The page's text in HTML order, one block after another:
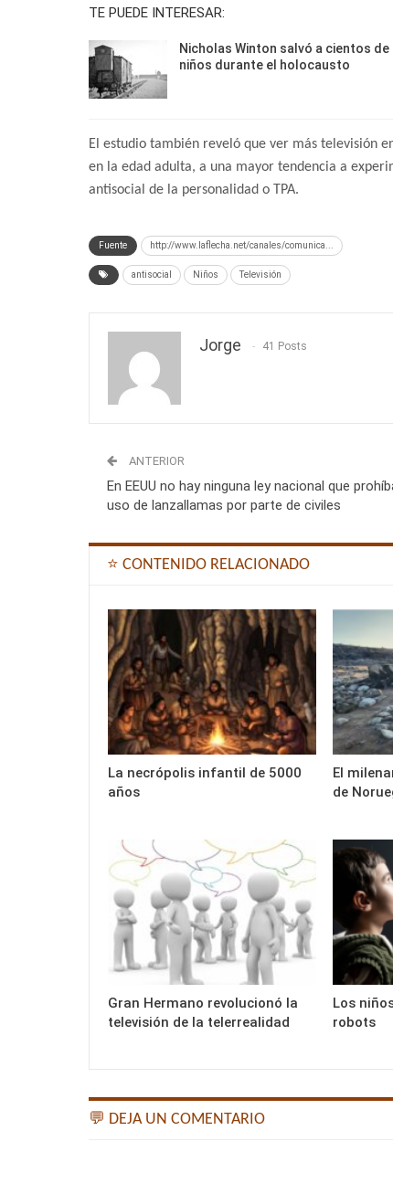
TE PUEDE INTERESAR:
Nicholas Winton salvó a cientos de
niños durante el holocausto
El estudio también reveló que ver más televisión
en la edad adulta, a una mayor tendencia a
antisocial de la personalidad o TPA.
Fuente http://www.laflecha.net/canales/comunica...
antisocial Niños Televisión
Jorge 41 Posts
ANTERIOR
En EEUU no hay ninguna ley nacional que
uso de lanzallamas por parte de civiles
⭐ CONTENIDO RELACIONADO
La necrópolis infantil de 5000
años
El
de
Gran Hermano revolucionó la
televisión de la telerrealidad
Los
robots
💬 DEJA UN COMENTARIO